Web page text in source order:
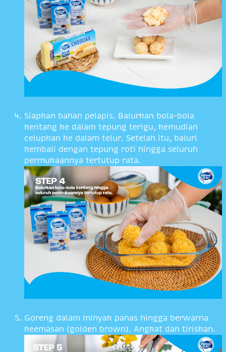
Siapkan bahan pelapis. Balurkan bola-bola
kentang ke dalam tepung terigu, kemudian
celupkan ke dalam telur. Setelah itu, baluri
kembali dengan tepung roti hingga seluruh
permukaannya tertutup rata.
Goreng dalam minyak panas hingga berwarna
keemasan (golden brown). Angkat dan tiriskan.